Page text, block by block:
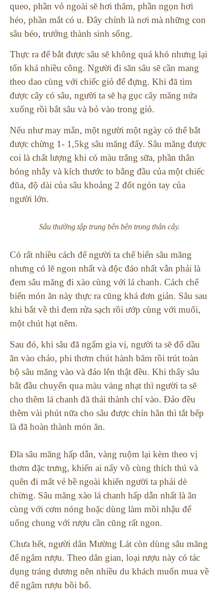
queo, phần vỏ ngoài sẽ hơi thâm, phần ngọn hơi
héo, phần mắt có u. Đây chính là nơi mà những con
sâu béo, trưởng thành sinh sống.
Thực ra để bắt được sâu sẽ không quá khó nhưng lại
tốn khá nhiều công. Người đi săn sâu sẽ cần mang
theo dao cùng với chiếc giỏ để đựng. Khi đã tìm
được cây có sâu, người ta sẽ hạ gục cây măng nứa
xuống rồi bắt sâu và bỏ vào trong giỏ.
Nếu như may mắn, một người một ngày có thể bắt
được chừng 1- 1,5kg sâu măng đấy. Sâu măng được
coi là chất lượng khi có màu trắng sữa, phần thân
bóng nhẫy và kích thước to bằng đầu của một chiếc
đũa, độ dài của sâu khoảng 2 đốt ngón tay của
người lớn.
Sâu thường tập trung bên bên trong thân cây.
Có rất nhiều cách để người ta chế biến sâu măng
nhưng có lẽ ngon nhất và độc đáo nhất vẫn phải là
đem sâu măng đi xào cùng với lá chanh. Cách chế
biến món ăn này thực ra cũng khá đơn giản. Sâu sau
khi bắt về thì đem rửa sạch rồi ướp cùng với muối,
một chút hạt nêm.
Sau đó, khi sâu đã ngấm gia vị, người ta sẽ đổ dầu
ăn vào chảo, phi thơm chút hành băm rồi trút toàn
bộ sâu măng vào và đảo lên thật đều. Khi thấy sâu
bắt đầu chuyển qua màu vàng nhạt thì người ta sẽ
cho thêm lá chanh đã thái thành chỉ vào. Đảo đều
thêm vài phút nữa cho sâu được chín hẳn thì tắt bếp
là đã hoàn thành món ăn.
Đĩa sâu măng hấp dẫn, vàng ruộm lại kèm theo vị
thơm đặc trưng, khiến ai nấy vô cùng thích thú và
quên đi mất vẻ bề ngoài khiến người ta phải dè
chừng. Sâu măng xào lá chanh hấp dẫn nhất là ăn
cùng với cơm nóng hoặc dùng làm mồi nhậu để
uống chung với rượu cần cũng rất ngon.
Chưa hết, người dân Mường Lát còn dùng sâu măng
để ngâm rượu. Theo dân gian, loại rượu này có tác
dụng tráng dương nên nhiều du khách muốn mua về
để ngâm rượu bồi bổ.